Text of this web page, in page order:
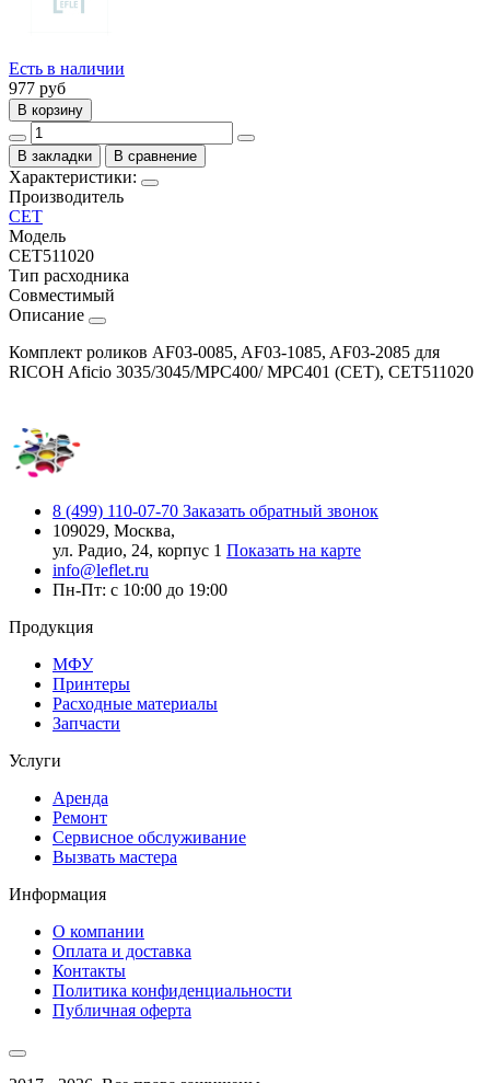
Есть в наличии
977 руб
В корзину
В закладки В сравнение
Характеристики:
Производитель
CET
Модель
CET511020
Тип расходника
Совместимый
Описание
Комплект роликов AF03-0085, AF03-1085, AF03-2085 для
RICOH Aficio 3035/3045/MPC400/ MPC401 (CET), CET511020
8 (499) 110-07-70 Заказать обратный звонок
109029, Москва,
ул. Радио, 24, корпус 1 Показать на карте
info@leflet.ru
Пн-Пт: с 10:00 до 19:00
Продукция
МФУ
Принтеры
Расходные материалы
Запчасти
Услуги
Аренда
Ремонт
Сервисное обслуживание
Вызвать мастера
Информация
О компании
Оплата и доставка
Контакты
Политика конфиденциальности
Публичная оферта